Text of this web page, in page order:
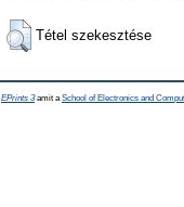
Tétel szekesztése
EPrints 3amit a School of Electronics and